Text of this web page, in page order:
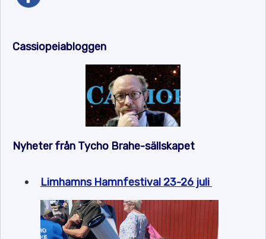
Cassiopeiabloggen
Nyheter från Tycho Brahe-sällskapet
Limhamns Hamnfestival 23-26 juli